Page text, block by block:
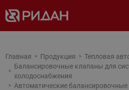
Главная Продукция
Тепловая
Балансировочные клапаны для
холодоснабжения
Автоматические